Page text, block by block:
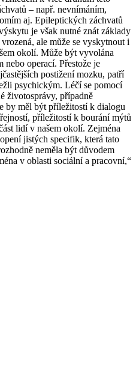
– např. nevnímáním,
aj. Epileptických záchvatů
je však nutné znát základy
ale může se vyskytnout i
okolí. Může být vyvolána
nebo operací. Přestože je
postižení mozku, patří
psychickým. Léčí se pomocí
životosprávy, případně
by měl být příležitostí k dialogu
příležitostí k bourání mýtů
lidí v našem okolí. Zejména
jistých specifik, která tato
neměla být důvodem
v oblasti sociální a pracovní,“